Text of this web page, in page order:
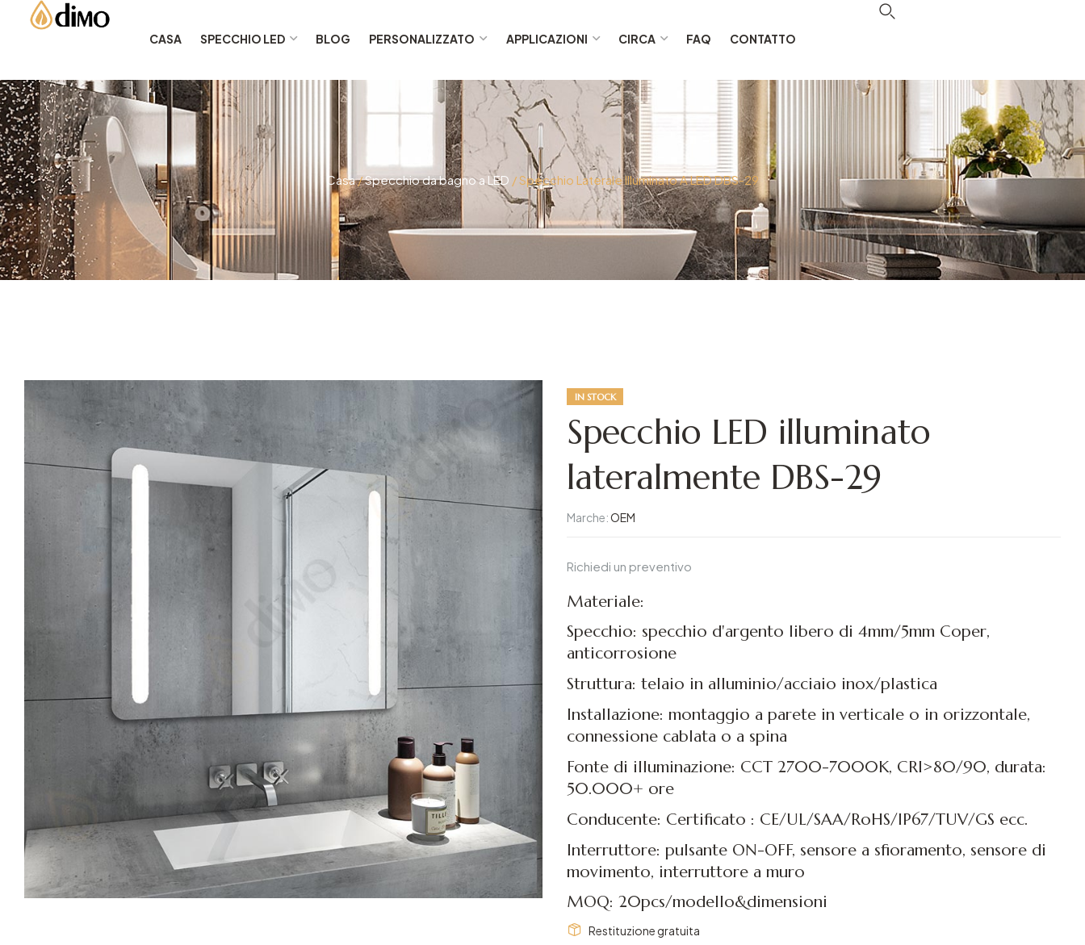
CASA SPECCHIO LED BLOG PERSONALIZZATO APPLICAZIONI CIRCA FAQ CONTATTO
Casa/Specchio da bagno a LED / Specchio Laterale Illuminato A LED DBS-29
IN STOCK
Specchio LED illuminato
lateralmente DBS-29
Marche:OEM
Richiedi un preventivo
Materiale:
Specchio: specchio d'argento libero di 4mm/5mm Coper,
anticorrosione
Struttura: telaio in alluminio/acciaio inox/plastica
Installazione: montaggio a parete in verticale o in orizzontale,
connessione cablata o a spina
Fonte di illuminazione: CCT 2700-7000K, CRI>80/90, durata:
50.000+ ore
Conducente: Certificato : CE/UL/SAA/RoHS/IP67/TUV/GS ecc.
Interruttore: pulsante ON-OFF, sensore a sfioramento, sensore di
movimento, interruttore a muro
MOQ: 20pcs/modello&dimensioni
Restituzione gratuita